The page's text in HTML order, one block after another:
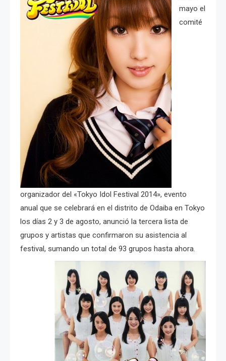
mayo el
comité
organizador del «Tokyo Idol Festival 2014», evento
anual que se celebrará en el distrito de Odaiba en Tokyo
los días 2 y 3 de agosto, anunció la tercera lista de
grupos y artistas que confirmaron su asistencia al
festival, sumando un total de 93 grupos hasta ahora.